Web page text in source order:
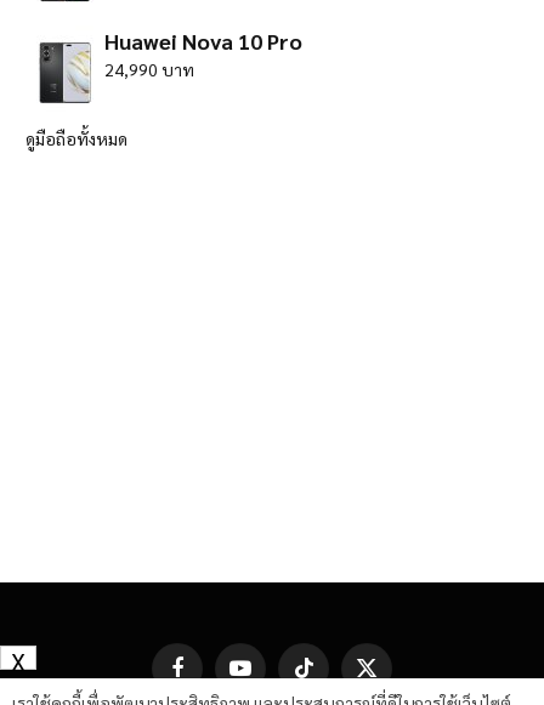
Huawei Nova 10 Pro
24,990 บาท
ดูมือถือทั้งหมด
FacebookYouTube TikTok
X
X